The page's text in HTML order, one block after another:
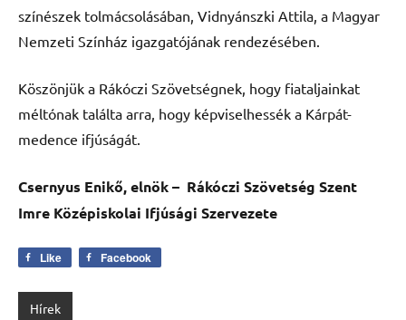
színészek tolmácsolásában, Vidnyánszki Attila, a Magyar
Nemzeti Színház igazgatójának rendezésében.
Köszönjük a Rákóczi Szövetségnek, hogy fiataljainkat
méltónak találta arra, hogy képviselhessék a Kárpát-
medence ifjúságát.
Csernyus Enikő, elnök – Rákóczi Szövetség Szent
Imre Középiskolai Ifjúsági Szervezete
Like Facebook
Hírek